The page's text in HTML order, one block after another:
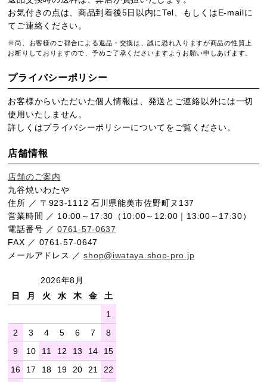
お気付きの点は、商品到着後5日以内にTel、もしくはE-mailに
てご連絡ください。
※尚、お客様のご都合による返品・交換は、誠に恐れ入りますが商品の性質上
お断りしておりますので、予めご了承くださいますようお願い申しあげます。
プライバシーポリシー
お客様からいただいた個人情報は、発送とご連絡以外には一切
使用いたしません。
詳しくはプライバシーポリシーについてをご覧ください。
店舗情報
店舗のご案内
九谷焼いわたや
住所 ／ 〒923-1112 石川県能美市佐野町ヌ137
営業時間 ／ 10:00～17:30（10:00～12:00｜13:00～17:30）
電話番号 ／0761-57-0637
FAX ／ 0761-57-0647
メールアドレス ／shop@iwataya.shop-pro.jp
2026年8月
日
月 火 水 木 金
土
1
2
3 4 5 6 7
8
9
10 11 12 13 14
15
16
17 18 19 20 21 22